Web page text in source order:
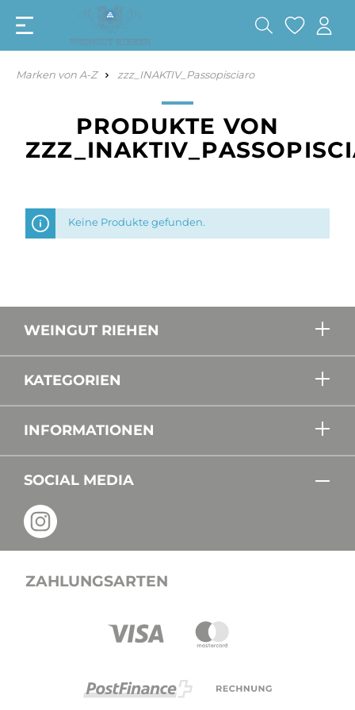
Marken von A-Z zzz_INAKTIV_Passopisciaro
PRODUKTE VON
Keine Produkte gefunden.
WEINGUT RIEHEN
KATEGORIEN
INFORMATIONEN
SOCIAL MEDIA
ZAHLUNGSARTEN